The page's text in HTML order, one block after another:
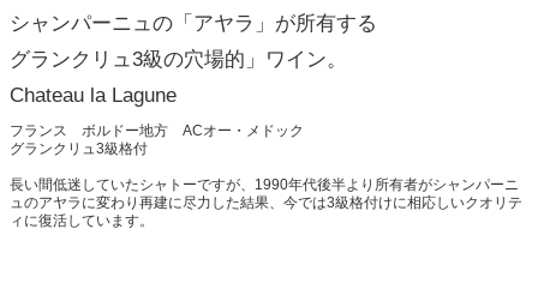
シャンパーニュの「アヤラ」が所有する
グランクリュ3級の穴場的」ワイン。
Chateau la Lagune
フランス ボルドー地方 ACオー・メドック
グランクリュ3級格付
長い間低迷していたシャトーですが、1990年代後半より所有者がシャンパーニ
ュのアヤラに変わり再建に尽力した結果、今では3級格付けに相応しいクオリテ
ィに復活しています。